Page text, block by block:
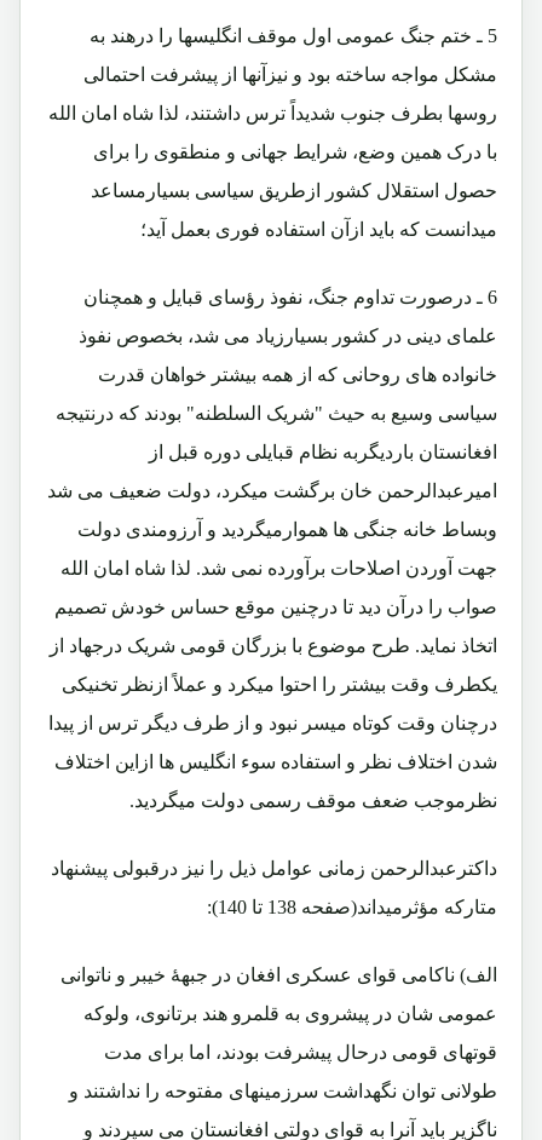
5 ـ ختم جنگ عمومی اول موقف انگلیسها را درهند به
مشکل مواجه ساخته بود و نیزآنها از پیشرفت احتمالی
روسها بطرف جنوب شدیداً ترس داشتند، لذا شاه امان الله
با درک همین وضع، شرایط جهانی و منطقوی را برای
حصول استقلال کشور ازطریق سیاسی بسیارمساعد
میدانست که باید ازآن استفاده فوری بعمل آید؛
6 ـ درصورت تداوم جنگ، نفوذ رؤسای قبایل و همچنان
علمای دینی در کشور بسیارزیاد می شد، بخصوص نفوذ
خانواده های روحانی که از همه بیشتر خواهان قدرت
سیاسی وسیع به حیث "شریک السلطنه" بودند که درنتیجه
افغانستان باردیگربه نظام قبایلی دوره قبل از
امیرعبدالرحمن خان برگشت میکرد، دولت ضعیف می شد
وبساط خانه جنگی ها هموارمیگردید و آرزومندی دولت
جهت آوردن اصلاحات برآورده نمی شد. لذا شاه امان الله
صواب را درآن دید تا درچنین موقع حساس خودش تصمیم
اتخاذ نماید. طرح موضوع با بزرگان قومی شریک درجهاد از
یکطرف وقت بیشتر را احتوا میکرد و عملاً ازنظر تخنیکی
درچنان وقت کوتاه میسر نبود و از طرف دیگر ترس از پیدا
شدن اختلاف نظر و استفاده سوء انگلیس ها ازاین اختلاف
نظرموجب ضعف موقف رسمی دولت میگردید.
داکترعبدالرحمن زمانی عوامل ذیل را نیز درقبولی پیشنهاد
متارکه مؤثرمیداند(صفحه 138 تا 140):
الف) ناکامی قوای عسکری افغان در جبهۀ خیبر و ناتوانی
عمومی شان در پیشروی به قلمرو هند برتانوی، ولوکه
قوتهای قومی درحال پیشرفت بودند، اما برای مدت
طولانی توان نگهداشت سرزمینهای مفتوحه را نداشتند و
ناگزیر باید آنرا به قوای دولتی افغانستان می سپردند و